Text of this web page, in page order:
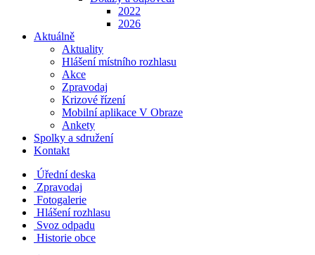
2022
2026
Aktuálně
Aktuality
Hlášení místního rozhlasu
Akce
Zpravodaj
Krizové řízení
Mobilní aplikace V Obraze
Ankety
Spolky a sdružení
Kontakt
Úřední deska
Zpravodaj
Fotogalerie
Hlášení rozhlasu
Svoz odpadu
Historie obce